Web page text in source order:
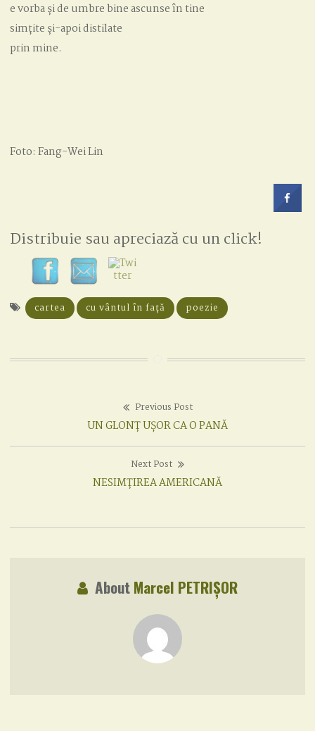
e vorba și de umbre bine ascunse în tine
simțite și-apoi distilate
prin mine.
Foto: Fang-Wei Lin
Distribuie sau apreciază cu un click!
cartea cu vântul în față poezie
navigation
Previous Post
Previous
post:
UN GLONȚ UȘOR CA O PANĂ
Next Post
Next
NESIMȚIREA AMERICANĂ
AboutMarcel PETRIȘOR